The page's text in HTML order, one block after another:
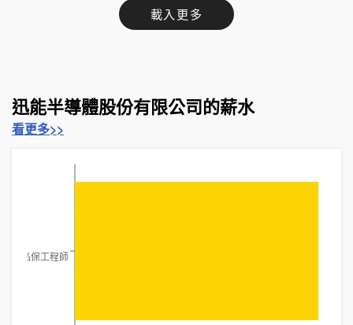
載入更多
迅能半導體股份有限公司的薪水
看更多>>
管╱品保工程師